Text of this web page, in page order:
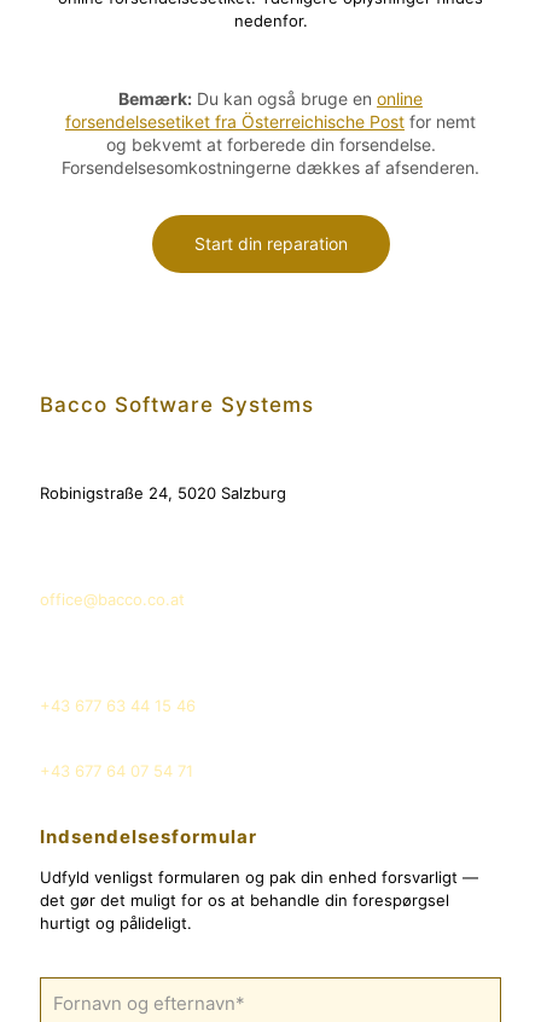
nedenfor.
Bemærk: Du kan også bruge en online
forsendelsesetiket fra Österreichische Post for nemt
og bekvemt at forberede din forsendelse.
Forsendelsesomkostningerne dækkes af afsenderen.
Start din reparation
Bacco Software Systems
Robinigstraße 24, 5020 Salzburg
office@bacco.co.at
+43 677 63 44 15 46
+43 677 64 07 54 71
Indsendelsesformular
Udfyld venligst formularen og pak din enhed forsvarligt —
det gør det muligt for os at behandle din forespørgsel
hurtigt og pålideligt.